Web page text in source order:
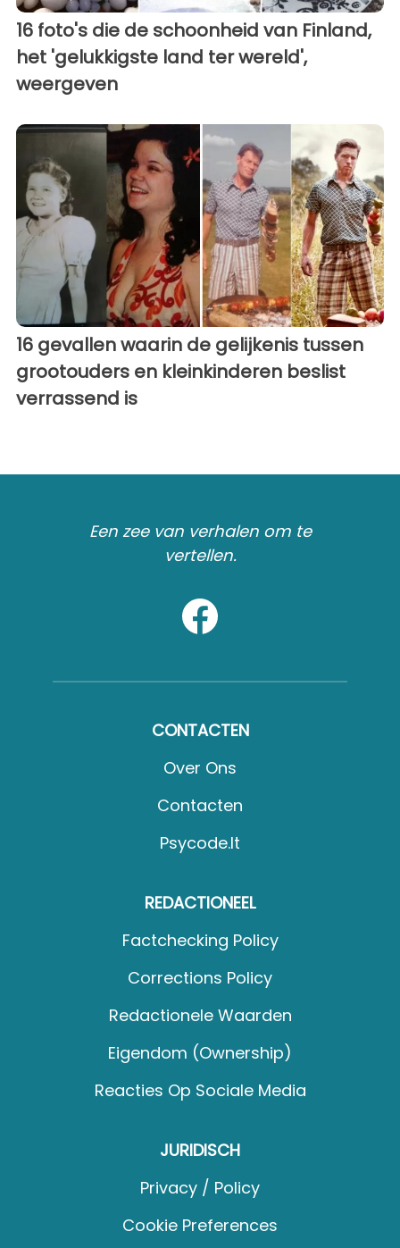
16 foto's die de schoonheid van Finland,
het 'gelukkigste land ter wereld',
weergeven
16 gevallen waarin de gelijkenis tussen
grootouders en kleinkinderen beslist
verrassend is
Een zee van verhalen om te
vertellen.
CONTACTEN
Over Ons
Contacten
Psycode.it
REDACTIONEEL
Factchecking Policy
Corrections Policy
Redactionele Waarden
Eigendom (Ownership)
Reacties Op Sociale Media
JURIDISCH
Privacy / Policy
Cookie Preferences